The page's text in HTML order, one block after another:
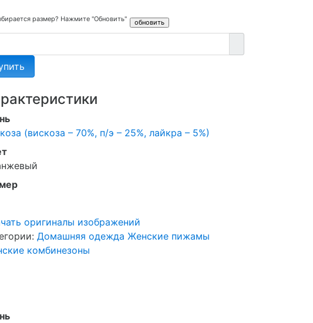
размер? Нажмите "Обновить"
(вискоза – 70%, п/э – 25%, лайкра – 5%)
оригиналы изображений
Домашняя одежда Женские пижамы
комбинезоны